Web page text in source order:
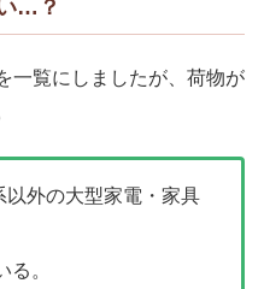
…？
一覧にしましたが、荷物が
外の大型家電・家具
る。